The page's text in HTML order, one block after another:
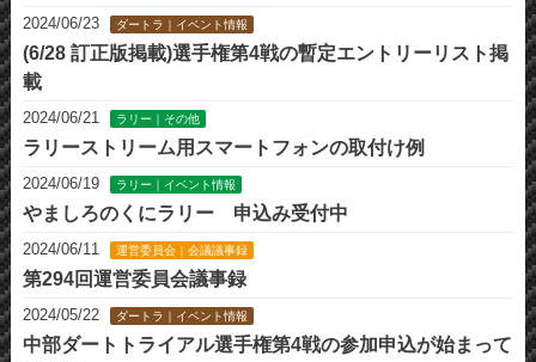
2024/06/23 ダートラ｜イベント情報
(6/28 訂正版掲載)選手権第4戦の暫定エントリーリスト掲
載
2024/06/21 ラリー｜その他
ラリーストリーム用スマートフォンの取付け例
2024/06/19 ラリー｜イベント情報
やましろのくにラリー 申込み受付中
2024/06/11 運営委員会｜会議議事録
第294回運営委員会議事録
2024/05/22 ダートラ｜イベント情報
中部ダートトライアル選手権第4戦の参加申込が始まって